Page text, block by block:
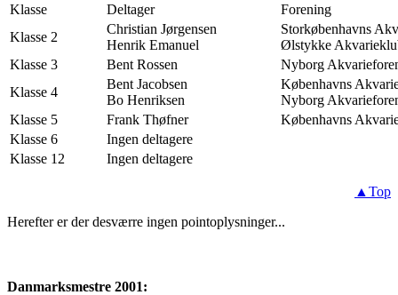
Klasse Deltager
Forening
Klasse 2
Christian Jørgensen
Henrik Emanuel
Storkøbenhavns
Ølstykke
Klasse 3
Bent Rossen
Nyborg
Klasse 4
Bent Jacobsen
Bo Henriksen
Københavns
Nyborg
Klasse 5
Frank Thøfner
Københavns
Klasse 6
Ingen deltagere
Klasse 12
Ingen deltagere
▲Top
Herefter er der desværre ingen pointoplysninger...
Danmarksmestre 2001: